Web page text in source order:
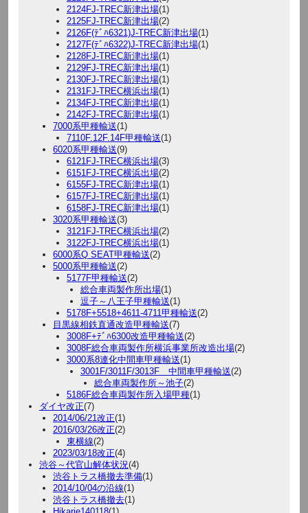
2124FJ-TREC新津出場(1)
2125FJ-TREC新津出場(2)
2126F(ﾃﾞﾊ6321)J-TREC新津出場(1)
2127F(ﾃﾞﾊ6322)J-TREC新津出場(1)
2128FJ-TREC新津出場(1)
2129FJ-TREC新津出場(1)
2130FJ-TREC新津出場(1)
2131FJ-TREC横浜出場(1)
2134FJ-TREC新津出場(1)
2142FJ-TREC新津出場(1)
7000系甲種輸送(1)
7110F.12F.14F甲種輸送(1)
6020系甲種輸送(9)
6121FJ-TREC横浜出場(3)
6151FJ-TREC横浜出場(2)
6155FJ-TREC新津出場(1)
6157FJ-TREC新津出場(1)
6158FJ-TREC新津出場(1)
3020系甲種輸送(3)
3121FJ-TREC横浜出場(2)
3122FJ-TREC横浜出場(1)
6000系Q SEAT甲種輸送(2)
5000系甲種輸送(2)
5177F甲種輸送(2)
総合車両製作所出場(1)
逗子～八王子甲種輸送(1)
5178F+5518+4611-4711甲種輸送(2)
目黒線相鉄直通改造甲種輸送(7)
3008F+ﾃﾞﾊ6300改造甲種輸送(2)
3008F総合車両製作所横浜事業所改造出場(2)
3000系8連化中間車甲種輸送(1)
3001F/3011F/3013F 中間車甲種輸送(2)
総合車両製作所～池子(2)
5186F総合車両製作所入場甲種(1)
ダイヤ改正(7)
2014/06/21改正(1)
2016/03/26改正(2)
東横線(2)
2023/03/18改正(4)
渋谷～代官山解体状況(4)
渋谷トラス橋撤去準備(1)
2014/10/04の沿線(1)
渋谷トラス橋撤去(1)